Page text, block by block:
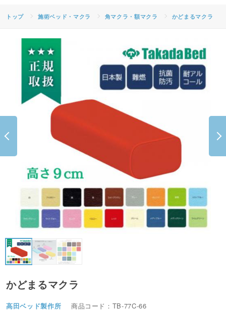
トップ 施術ベッド・マクラ 角マクラ・額マクラ かどまるマクラ
かどまるマクラ
高田ベッド製作所 商品コード：TB-77C-66